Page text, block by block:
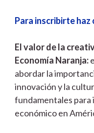
Para inscribirte haz
El valor de la
Economía Naranja:
abordar la
innovación y la
fundamentales para
económico en